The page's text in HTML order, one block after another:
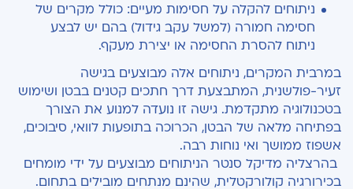
ניתוחים להקלה על חסימות מעיים: כולל מקרים של
חסימה חמורה (למשל עקב גידול) בהם יש לבצע
ניתוח להסרת החסימה או יצירת מעקף.
במרבית המקרים, ניתוחים אלה מבוצעים בגישה
זעיר-פולשנית, המתבצעת דרך חתכים קטנים בבטן ושימוש
בטכנולוגיה מתקדמת. גישה זו נועדה למנוע את הצורך
בפתיחה מלאה של הבטן, הכרוכה בתופעות לוואי, סיבוכים,
אשפוז ממושך ואי נוחות רבה.
בהרצליה מדיקל סנטר הניתוחים מבוצעים על ידי מומחים
בכירורגיה קולורקטלית, שהינם מנתחים מובילים בתחום.